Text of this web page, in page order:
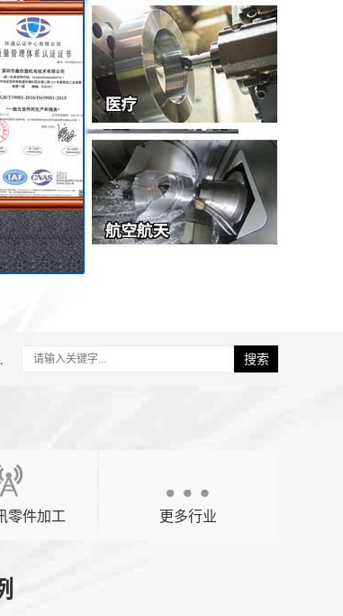
搜索
零件加工 更多行业